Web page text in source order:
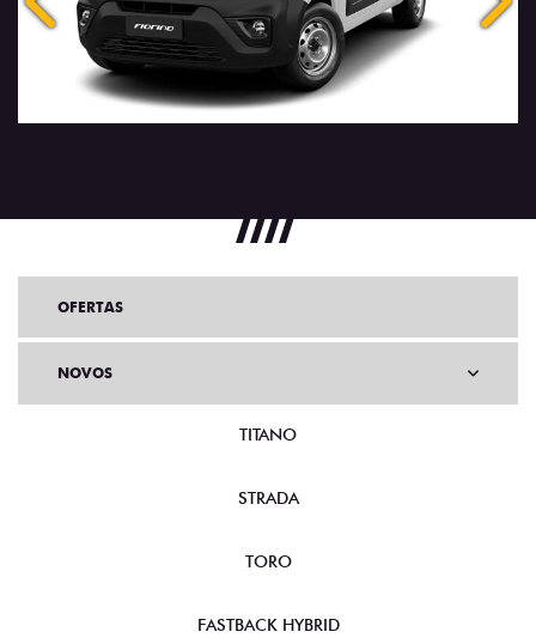
Anterior
OFERTAS
NOVOS
TITANO
STRADA
TORO
FASTBACK HYBRID